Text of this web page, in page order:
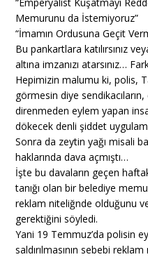
Memurunu da İstemiyoruz”
“İmamın Ordusuna Geçit
Bu pankartlara katılırsınız
altına imzanızı atarsınız…
Hepimizin malumu ki, polis,
görmesin diye
direnmeden eylem yapan
dökecek denli şiddet
Sonra da zeytin yağı misali
haklarında dava açmıştı…
İşte bu davaların geçen
tanığı olan bir belediye
reklam niteliğnde olduğunu
gerektiğini söyledi.
Yani 19 Temmuz’da polisin
saldırılmasının sebebi